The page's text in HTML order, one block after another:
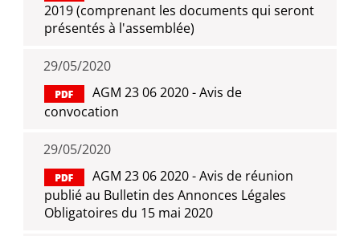
2019 (comprenant les documents qui seront
présentés à l'assemblée)
29/05/2020
AGM 23 06 2020 - Avis de
convocation
29/05/2020
AGM 23 06 2020 - Avis de réunion
publié au Bulletin des Annonces Légales
Obligatoires du 15 mai 2020